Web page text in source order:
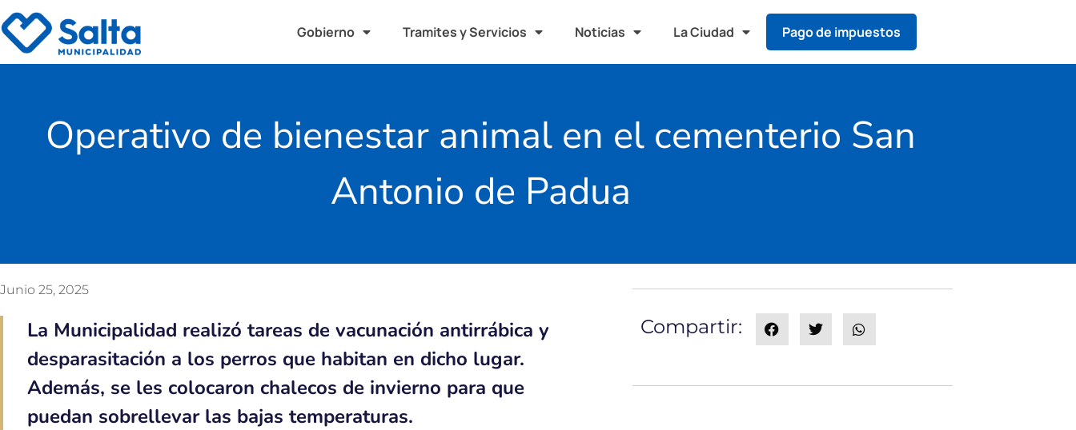
Gobierno Tramites y Servicios Noticias La Ciudad Pago de impuestos
Operativo de bienestar animal en el cementerio San
Antonio de Padua
Junio 25, 2025
La Municipalidad realizó tareas de vacunación antirrábica y
desparasitación a los perros que habitan en dicho lugar.
Además, se les colocaron chalecos de invierno para que
puedan sobrellevar las bajas temperaturas.
Compartir: